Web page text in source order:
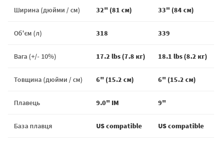
Ширина (дюйми / см) 32" (81 см) 33" (84 см)
Об'єм (л) 318 339
Вага (+/- 10%) 17.2 lbs (7.8 кг) 18.1 lbs (8.2 кг)
Товщина (дюйми / см) 6" (15.2 см) 6" (15.2 см)
Плавець 9.0" IM 9"
База плавця US compatible US compatible